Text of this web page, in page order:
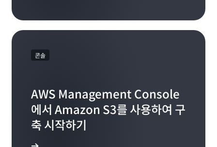
콘솔
AWS Management Console
에서 Amazon S3를 사용하여 구
축 시작하기